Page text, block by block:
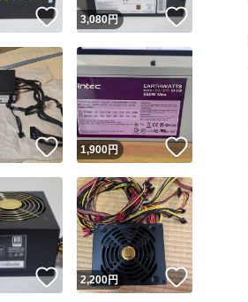
いいね！
3,080円
いいね！
1,900円 いいね！
いいね！
2,200円 いいね！